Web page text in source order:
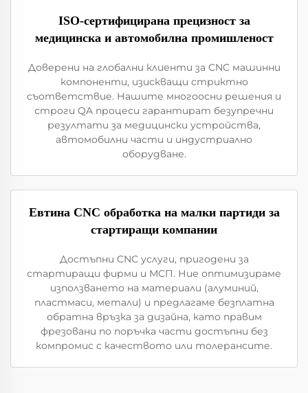
ISO-сертифицирана прецизност за
медицинска и автомобилна промишленост
Доверени на глобални клиенти за CNC машинни
компоненти, изискващи стриктно
съответствие. Нашите многоосни решения и
строги QA процеси гарантират безупречни
резултати за медицински устройства,
автомобилни части и индустриално
оборудване.
Евтина CNC обработка на малки партиди за
стартиращи компании
Достъпни CNC услуги, пригодени за
стартиращи фирми и МСП. Ние оптимизираме
използването на материали (алуминий,
пластмаси, метали) и предлагаме безплатна
обратна връзка за дизайна, като правим
фрезовани по поръчка части достъпни без
компромис с качеството или толерансите.